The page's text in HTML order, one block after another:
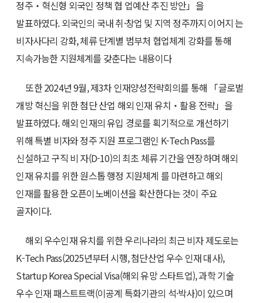
정주‧혁신형 외국인 정책 협 업예산 추진 방안」을
발표하였다. 외국인의 국내 취·창업 및 지역 정주까지 이어지 는
비자사다리 강화, 체류 단계별 범부처 협업체계 강화를 통해
지속가능한 지원체계를 갖춘다는 내용이다
또한 2024년 9월, 제3차 인재양성전략회의를 통해 「글로벌
개방 혁신을 위한 첨단 산업 해외 인재 유치‧활용 전략」을
발표하였다. 해외 인재의 유입 경로를 획기적으로 개선하기
위해 특별 비자와 정주 지원 프로그램인 K-Tech Pass를
신설하고 구직 비 자(D-10)의 최초 체류 기간을 연장하며 해외
인재 유치를 위한 원스톱 행정 지원체계 를 마련하고 해외
인재를 활용한 오픈이노베이션을 확산한다는 것이 주요
골자이다.
해외 우수인재 유치를 위한 우리나라의 최근 비자 제도로는
K-Tech Pass(2025년부터 시행, 첨단산업 우수 인재 대사),
Startup Korea Special Visa(해외 유망 스타트업), 과학 기술
우수 인재 패스트트랙(이공계 특화기관의 석·박사)이 있으며